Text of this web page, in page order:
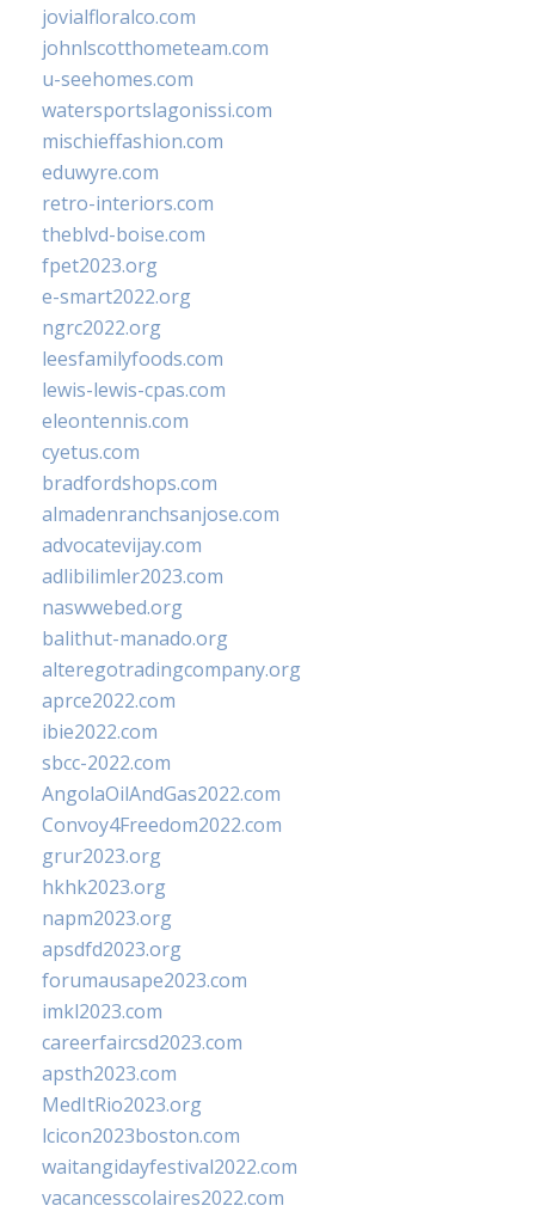
jovialfloralco.com
johnlscotthometeam.com
u-seehomes.com
watersportslagonissi.com
mischieffashion.com
eduwyre.com
retro-interiors.com
theblvd-boise.com
fpet2023.org
e-smart2022.org
ngrc2022.org
leesfamilyfoods.com
lewis-lewis-cpas.com
eleontennis.com
cyetus.com
bradfordshops.com
almadenranchsanjose.com
advocatevijay.com
adlibilimler2023.com
naswwebed.org
balithut-manado.org
alteregotradingcompany.org
aprce2022.com
ibie2022.com
sbcc-2022.com
AngolaOilAndGas2022.com
Convoy4Freedom2022.com
grur2023.org
hkhk2023.org
napm2023.org
apsdfd2023.org
forumausape2023.com
imkl2023.com
careerfaircsd2023.com
apsth2023.com
MedItRio2023.org
lcicon2023boston.com
waitangidayfestival2022.com
vacancesscolaires2022.com